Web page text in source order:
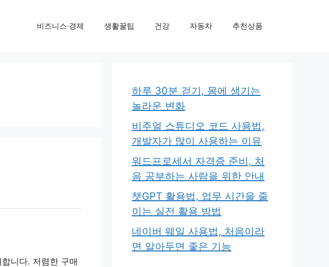
비즈니스·경제 생활꿀팁 건강 자동차 추천상품
니다. 저렴한 구매
하루 30분 걷기, 몸에 생기는
놀라운 변화
비주얼 스튜디오 코드 사용법,
개발자가 많이 사용하는 이유
워드프로세서 자격증 준비, 처
음 공부하는 사람을 위한 안내
챗GPT 활용법, 업무 시간을 줄
이는 실전 활용 방법
네이버 웨일 사용법, 처음이라
면 알아두면 좋은 기능